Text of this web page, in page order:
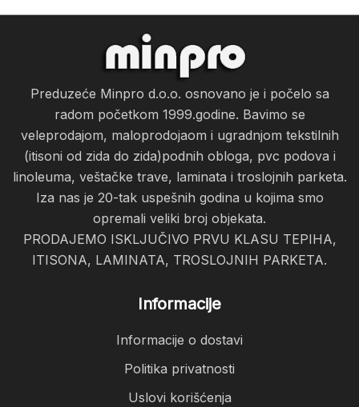
Preduzeće Minpro d.o.o. osnovano je i počelo sa
radom početkom 1999.godine. Bavimo se
veleprodajom, maloprodojaom i ugradnjom tekstilnih
(itisoni od zida do zida)podnih obloga, pvc podova i
linoleuma, veštačke trave, laminata i troslojnih parketa.
Iza nas je 20-tak uspešnih godina u kojima smo
opremali veliki broj objekata.
PRODAJEMO ISKLJUČIVO PRVU KLASU TEPIHA,
ITISONA, LAMINATA, TROSLOJNIH PARKETA.
Informacije
Informacije o dostavi
Politika privatnosti
Uslovi korišćenja